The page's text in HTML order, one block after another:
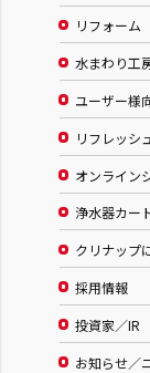
リフォーム
水まわり工
ユーザー様
リフレッシ
オンライン
浄水器カー
クリナップ
採用情報
投資家／IR
お知らせ／